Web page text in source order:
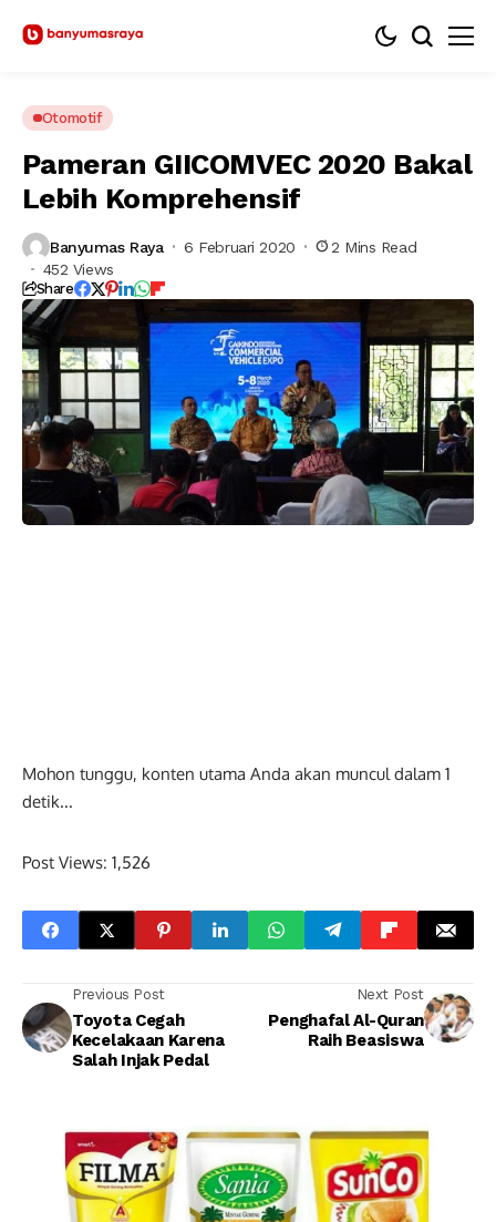
Otomotif
Pameran GIICOMVEC 2020 Bakal
Lebih Komprehensif
Banyumas Raya 6 Februari 2020
2 Mins Read
452 Views
Share
Mohon tunggu, konten utama Anda akan muncul dalam 0
detik...
Post Views: 1,526
Previous Post
Toyota Cegah
Kecelakaan Karena
Salah Injak Pedal
Next Post
Penghafal Al-Quran
Raih Beasiswa